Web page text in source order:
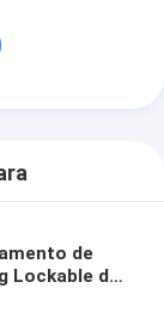
de
Lockable de